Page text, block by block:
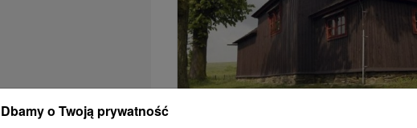
Dbamy o Twoją prywatność